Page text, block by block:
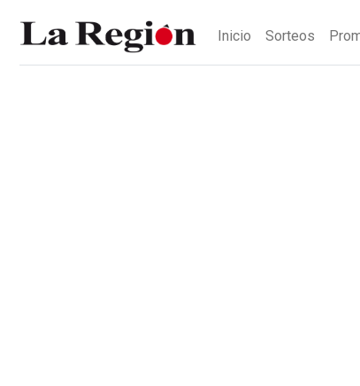
Inicio Sorteos